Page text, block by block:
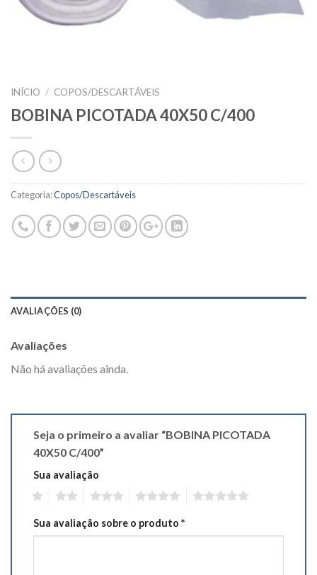
INÍCIO / COPOS/DESCARTÁVEIS
BOBINA PICOTADA 40X50 C/400
Categoria:Copos/Descartáveis
AVALIAÇÕES (0)
Avaliações
Não há avaliações ainda.
Seja o primeiro a avaliar “BOBINA PICOTADA
40X50 C/400”
Sua avaliação
Sua avaliação sobre o produto *